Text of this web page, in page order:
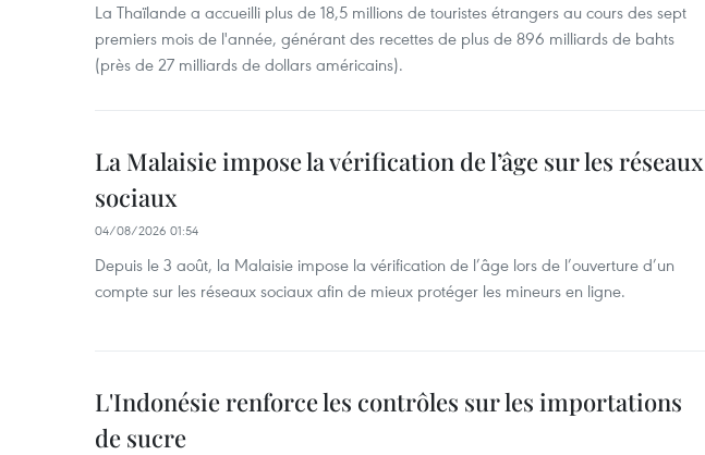
La Thaïlande a accueilli plus de 18,5 millions de touristes étrangers au cours des sept
premiers mois de l'année, générant des recettes de plus de 896 milliards de bahts
(près de 27 milliards de dollars américains).
La Malaisie impose la vérification de l’âge sur les réseaux
sociaux
04/08/2026 01:54
Depuis le 3 août, la Malaisie impose la vérification de l’âge lors de l’ouverture d’un
compte sur les réseaux sociaux afin de mieux protéger les mineurs en ligne.
L'Indonésie renforce les contrôles sur les importations
de sucre